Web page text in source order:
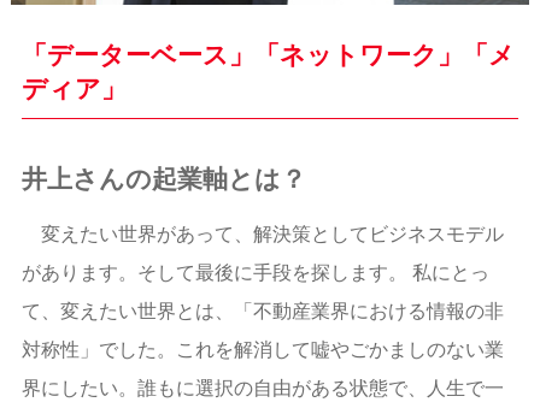
「データーベース」「ネットワーク」「メ
ディア」
井上さんの起業軸とは？
変えたい世界があって、解決策としてビジネスモデル
があります。そして最後に手段を探します。 私にとっ
て、変えたい世界とは、「不動産業界における情報の非
対称性」でした。これを解消して嘘やごかましのない業
界にしたい。誰もに選択の自由がある状態で、人生で一